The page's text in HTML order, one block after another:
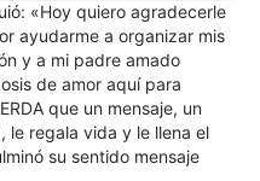
«Hoy quiero agradecerle
ayudarme a organizar mis
y a mi padre amado
de amor aquí para
que un mensaje, un
le regala vida y le llena el
su sentido mensaje